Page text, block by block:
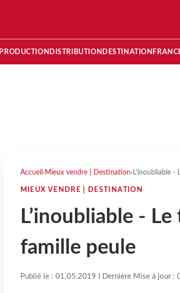
PRODUCTION DISTRIBUTION DESTINATION
Accueil › Mieux vendre | Destination› L’inoubliable -
MIEUX VENDRE | DESTINATION
L’inoubliable -
famille peule
Publié le : 01.05.2019 I Dernière Mise à jour :